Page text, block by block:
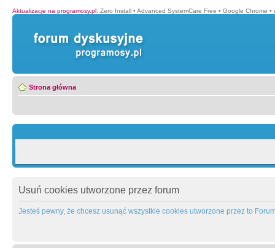
Aktualizacje na programosy.pl: Zero Install • Advanced SystemCare Free • Google Chrome •
Strona główna
Usuń cookies utworzone przez forum
Jesteś pewny, że chcesz usunąć wszystkie cookies utworzone przez to